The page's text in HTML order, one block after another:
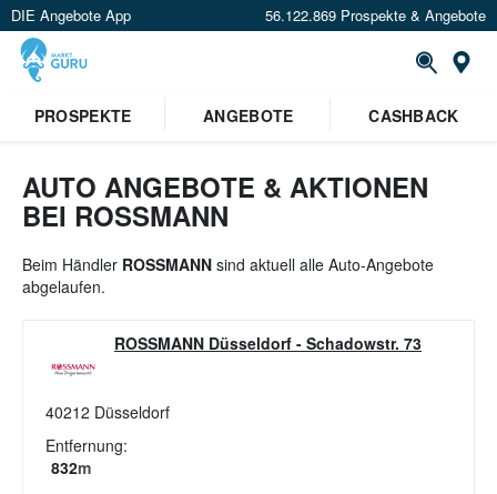
DIE Angebote App 56.122.869 Prospekte & Angebote
Standort festlegen
PROSPEKTE ANGEBOTE CASHBACK
AUTO ANGEBOTE & AKTIONEN
BEI ROSSMANN
Beim Händler ROSSMANN sind aktuell alle Auto-Angebote
abgelaufen.
ROSSMANN Düsseldorf - Schadowstr. 73
40212 Düsseldorf
Entfernung:
832m